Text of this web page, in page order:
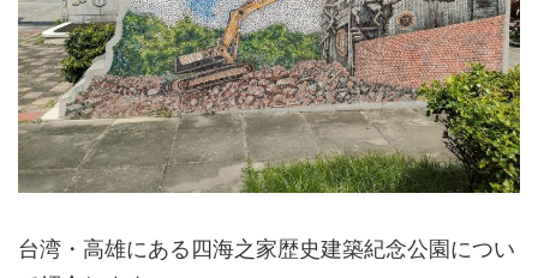
台湾・高雄にある四海之家歴史建築紀念公園につい